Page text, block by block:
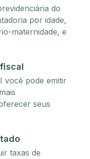
do
por idade,
maternidade, e
você pode emitir
seus
taxas de